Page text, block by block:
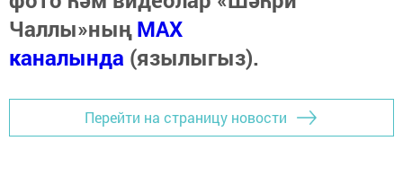
Чаллы»ныңMAX
каналында (язылыгыз).
Перейти на страницу новости